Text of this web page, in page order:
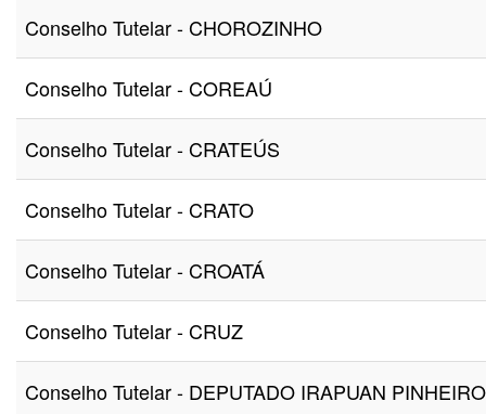
Conselho Tutelar - CHOROZINHO
Conselho Tutelar - COREAÚ
Conselho Tutelar - CRATEÚS
Conselho Tutelar - CRATO
Conselho Tutelar - CROATÁ
Conselho Tutelar - CRUZ
Conselho Tutelar - DEPUTADO IRAPUAN PINHEIRO